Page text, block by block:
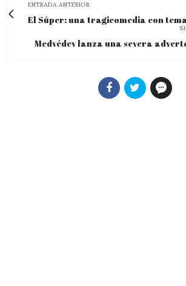
ENTRADA ANTERIOR
El Súper: una tragicomedia con
Medvédev lanza una severa